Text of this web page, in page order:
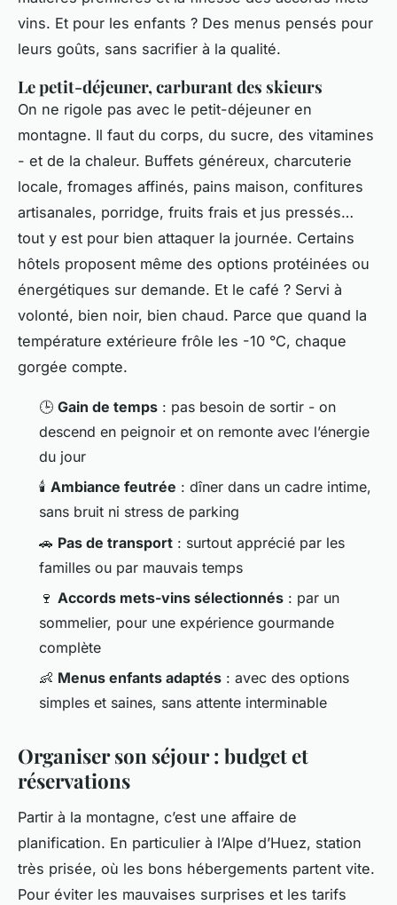
vins. Et pour les enfants ? Des menus pensés pour
leurs goûts, sans sacrifier à la qualité.
Le petit-déjeuner, carburant des skieurs
On ne rigole pas avec le petit-déjeuner en
montagne. Il faut du corps, du sucre, des vitamines
- et de la chaleur. Buffets généreux, charcuterie
locale, fromages affinés, pains maison, confitures
artisanales, porridge, fruits frais et jus pressés…
tout y est pour bien attaquer la journée. Certains
hôtels proposent même des options protéinées ou
énergétiques sur demande. Et le café ? Servi à
volonté, bien noir, bien chaud. Parce que quand la
température extérieure frôle les -10 °C, chaque
gorgée compte.
🕒 Gain de temps : pas besoin de sortir - on
descend en peignoir et on remonte avec l’énergie
du jour
🕯️ Ambiance feutrée : dîner dans un cadre intime,
sans bruit ni stress de parking
🚗 Pas de transport : surtout apprécié par les
familles ou par mauvais temps
🍷 Accords mets-vins sélectionnés : par un
sommelier, pour une expérience gourmande
complète
👶 Menus enfants adaptés : avec des options
simples et saines, sans attente interminable
Organiser son séjour : budget et
réservations
Partir à la montagne, c’est une affaire de
planification. En particulier à l’Alpe d’Huez, station
très prisée, où les bons hébergements partent vite.
Pour éviter les mauvaises surprises et les tarifs